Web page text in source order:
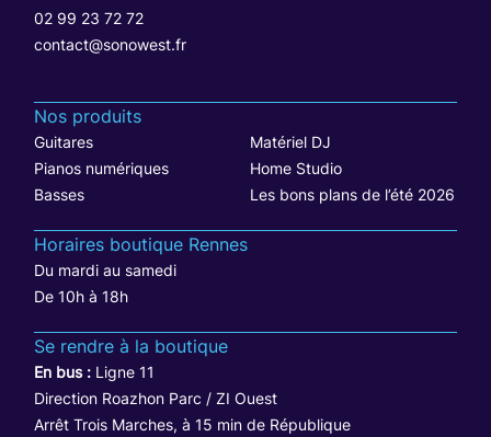
02 99 23 72 72
contact@sonowest.fr
Nos produits
Guitares
Matériel DJ
Pianos numériques
Home Studio
Basses
Les bons plans de l’été 2026
Horaires boutique Rennes
Du mardi au samedi
De 10h à 18h
Se rendre à la boutique
En bus : Ligne 11
Direction Roazhon Parc / ZI Ouest
Arrêt Trois Marches, à 15 min de République